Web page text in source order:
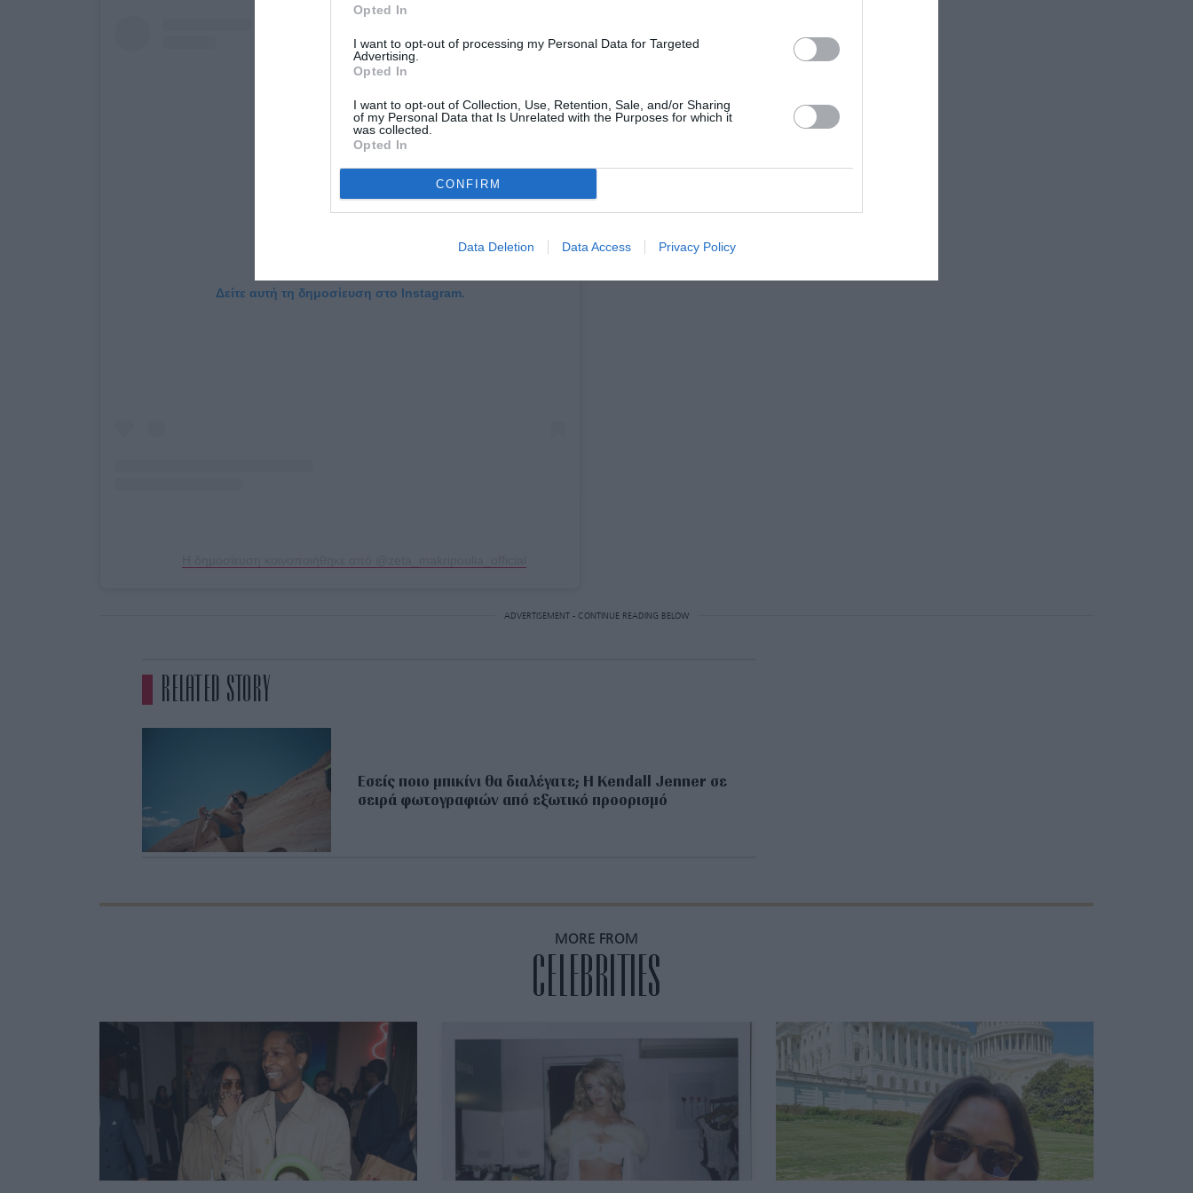
Opted In
I want to opt-out of processing my Personal Data for Targeted
Advertising.
Opted In
I want to opt-out of Collection, Use, Retention, Sale, and/or Sharing
of my Personal Data that Is Unrelated with the Purposes for which it
was collected.
Opted In
CONFIRM
Data Deletion Data Access Privacy Policy
Δείτε αυτή τη δημοσίευση στο Instagram.
ADVERTISEMENT - CONTINUE READING BELOW
RELATED STORY
Εσείς ποιο μπικίνι θα διαλέγατε; Η Kendall Jenner σε
σειρά φωτογραφιών από εξωτικό προορισμό
MORE FROM
CELEBRITIES